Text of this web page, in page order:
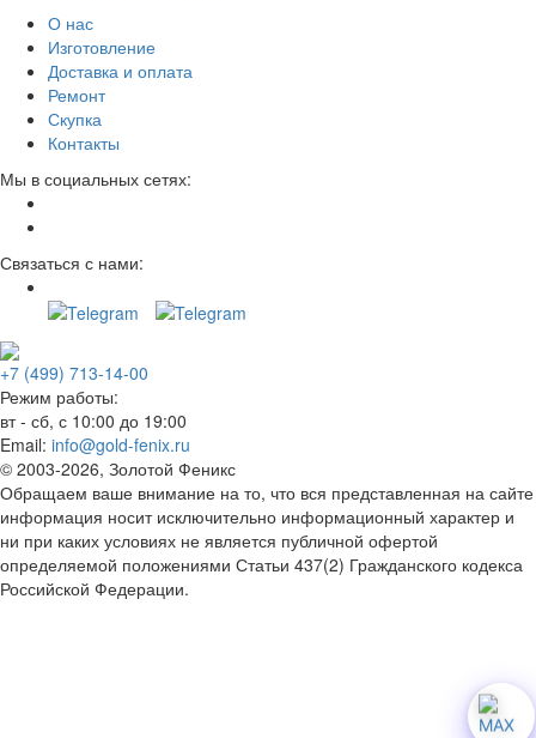
О нас
Изготовление
Доставка и оплата
Ремонт
Скупка
Контакты
Мы в социальных сетях:
Связаться с нами:
+7 (499) 713-14-00
Режим работы:
вт - сб, с 10:00 до 19:00
Email: info@gold-fenix.ru
© 2003-2026, Золотой Феникс
Обращаем ваше внимание на то, что вся представленная на сайте
информация носит исключительно информационный характер и
ни при каких условиях не является публичной офертой
определяемой положениями Статьи 437(2) Гражданского кодекса
Российской Федерации.